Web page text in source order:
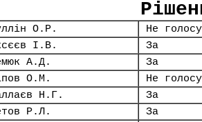
О.Р.
Не
І.В.
За
А.Д.
За
О.М.
Не
Н.Г.
За
Р.Л.
За